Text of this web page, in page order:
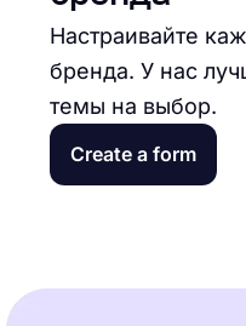
Настраивайте
бренда. У нас
темы на выбор.
Create a form